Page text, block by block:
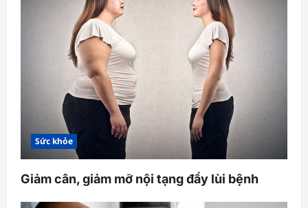
Sức khỏe
Giảm cân, giảm mỡ nội tạng đẩy lùi bệnh